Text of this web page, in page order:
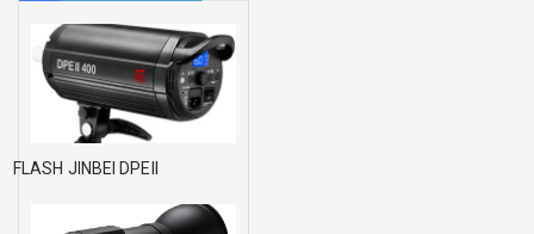
FLASH JINBEI DPEII